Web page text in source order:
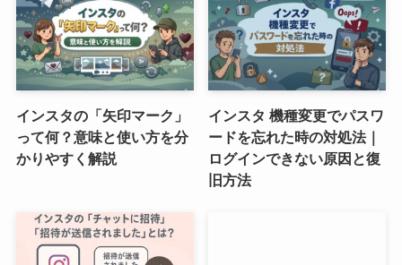
インスタの「矢印マーク」
って何？意味と使い方を分
かりやすく解説
インスタ 機種変更でパスワ
ードを忘れた時の対処法｜
ログインできない原因と復
旧方法